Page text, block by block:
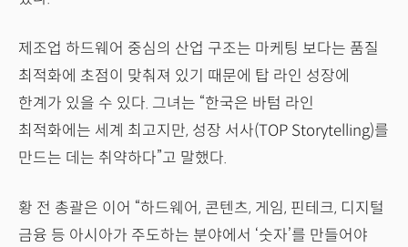
제조업 하드웨어 중심의 산업 구조는 마케팅 보다는 품질
최적화에 초점이 맞춰져 있기 때문에 탑 라인 성장에
한계가 있을 수 있다. 그녀는 “한국은 바텀 라인
최적화에는 세계 최고지만, 성장 서사(TOP Storytelling)를
만드는 데는 취약하다”고 말했다.
황 전 총괄은 이어 “하드웨어, 콘텐츠, 게임, 핀테크, 디지털
금융 등 아시아가 주도하는 분야에서 ‘숫자’를 만들어야